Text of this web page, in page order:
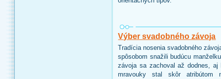
Výber svadobného závoja
Tradícia nosenia svadobného
spôsobom snažili budúcu
závoja sa zachoval až dodnes,
mravouky stal skôr atribútom